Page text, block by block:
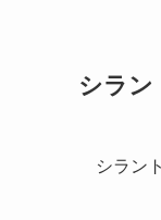
シラン
シラン